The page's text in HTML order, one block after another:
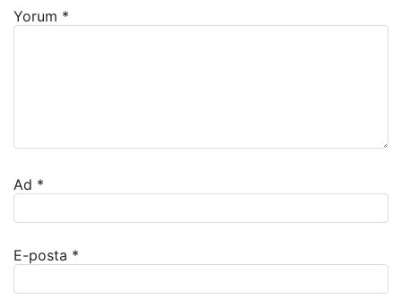
Yorum *
Ad *
E-posta *